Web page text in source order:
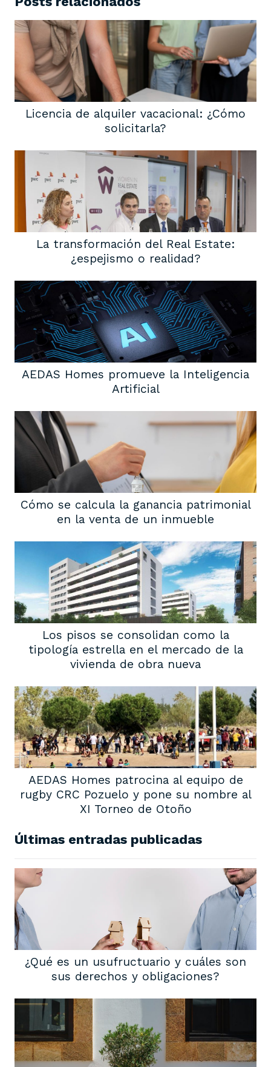
Licencia de alquiler vacacional: ¿Cómo
solicitarla?
La transformación del Real Estate:
¿espejismo o realidad?
AEDAS Homes promueve la Inteligencia
Artificial
Cómo se calcula la ganancia patrimonial
en la venta de un inmueble
Los pisos se consolidan como la
tipología estrella en el mercado de la
vivienda de obra nueva
AEDAS Homes patrocina al equipo de
rugby CRC Pozuelo y pone su nombre al
XI Torneo de Otoño
Últimas entradas publicadas
¿Qué es un usufructuario y cuáles son
sus derechos y obligaciones?